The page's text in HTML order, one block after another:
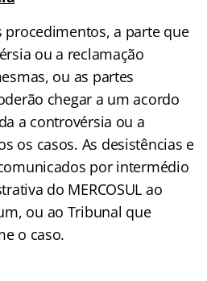
procedimentos, a parte que
ou a reclamação
ou as partes
chegar a um acordo
a controvérsia ou a
os casos. As desistências e
por intermédio
do MERCOSUL ao
ou ao Tribunal que
o caso.